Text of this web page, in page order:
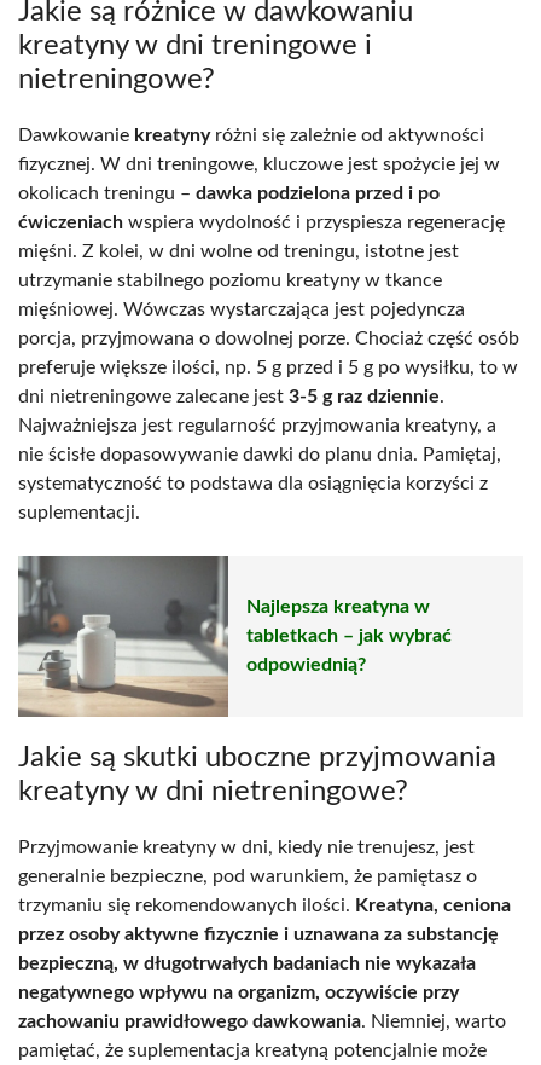
Jakie są różnice w dawkowaniu
kreatyny w dni treningowe i
nietreningowe?
Dawkowanie kreatynyróżni się zależnie od aktywności
fizycznej. W dni treningowe, kluczowe jest spożycie jej w
okolicach treningu – dawka podzielona przed i po
ćwiczeniach wspiera wydolność i przyspiesza regenerację
mięśni. Z kolei, w dni wolne od treningu, istotne jest
utrzymanie stabilnego poziomu kreatyny w tkance
mięśniowej. Wówczas wystarczająca jest pojedyncza
porcja, przyjmowana o dowolnej porze. Chociaż część osób
preferuje większe ilości, np. 5 g przed i 5 g po wysiłku, to w
dni nietreningowe zalecane jest 3-5 g raz dziennie.
Najważniejsza jest regularność przyjmowania kreatyny, a
nie ścisłe dopasowywanie dawki do planu dnia. Pamiętaj,
systematyczność to podstawa dla osiągnięcia korzyści z
suplementacji.
Najlepsza kreatyna w
tabletkach – jak wybrać
odpowiednią?
Jakie są skutki uboczne przyjmowania
kreatyny w dni nietreningowe?
Przyjmowanie kreatyny w dni, kiedy nie trenujesz, jest
generalnie bezpieczne, pod warunkiem, że pamiętasz o
trzymaniu się rekomendowanych ilości. Kreatyna, ceniona
przez osoby aktywne fizycznie i uznawana za substancję
bezpieczną, w długotrwałych badaniach nie wykazała
negatywnego wpływu na organizm, oczywiście przy
zachowaniu prawidłowego dawkowania. Niemniej, warto
pamiętać, że suplementacja kreatyną potencjalnie może